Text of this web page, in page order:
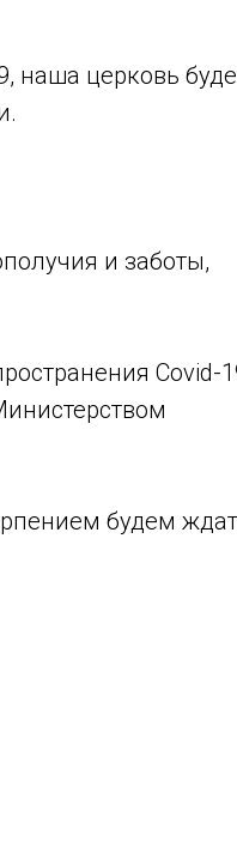
наша церковь
и заботы,
Covid-
будем